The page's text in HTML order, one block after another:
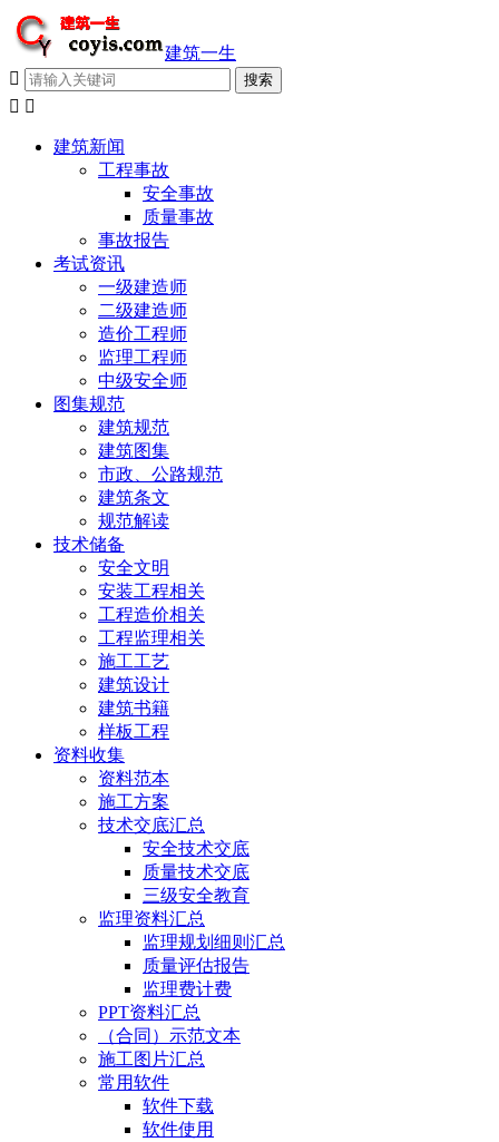
建筑一生

 
建筑新闻
工程事故
安全事故
质量事故
事故报告
考试资讯
一级建造师
二级建造师
造价工程师
监理工程师
中级安全师
图集规范
建筑规范
建筑图集
市政、公路规范
建筑条文
规范解读
技术储备
安全文明
安装工程相关
工程造价相关
工程监理相关
施工工艺
建筑设计
建筑书籍
样板工程
资料收集
资料范本
施工方案
技术交底汇总
安全技术交底
质量技术交底
三级安全教育
监理资料汇总
监理规划细则汇总
质量评估报告
监理费计费
PPT资料汇总
（合同）示范文本
施工图片汇总
常用软件
软件下载
软件使用